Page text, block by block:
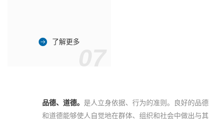
了解更多
品德、道德。 是人立身依据、行为的准则。良好的品德
和道德能够使人自觉地在群体、组织和社会中做出与其